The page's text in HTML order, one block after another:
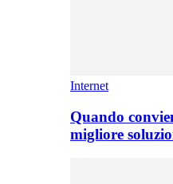
Internet
Quando
migliore